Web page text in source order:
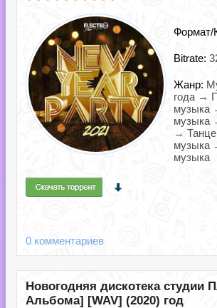
Формат/
Bitrate:
Жанр:
года →
музыка
музыка
→
музыка
музыка
0 комментариев
Новогодняя дискотека студии
Альбома] [WAV] (2020) год